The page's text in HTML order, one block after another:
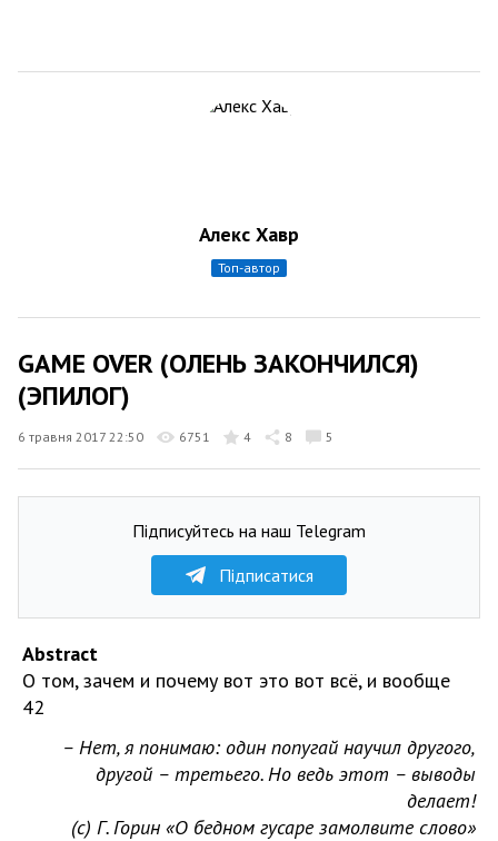
Алекс Хавр
топ-автор
GAME OVER (ОЛЕНЬ ЗАКОНЧИЛСЯ)
(ЭПИЛОГ)
6 травня 2017 22:50 6751 4 8 5
Підписуйтесь на наш Telegram
Підписатися
Abstract
О том, зачем и почему вот это вот всё, и вообще
42
– Нет, я понимаю: один попугай научил другого,
другой – третьего. Но ведь этот – выводы
делает!
(с) Г. Горин «О бедном гусаре замолвите слово»